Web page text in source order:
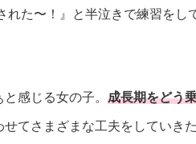
れた〜！』と半泣きで練習をし
感じる女の子。 成長期をどう
てさまざまな工夫をしていきた